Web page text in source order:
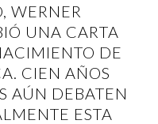
WERNER
UNA CARTA
DE
CIEN AÑOS
AÚN DEBATEN
ESTA